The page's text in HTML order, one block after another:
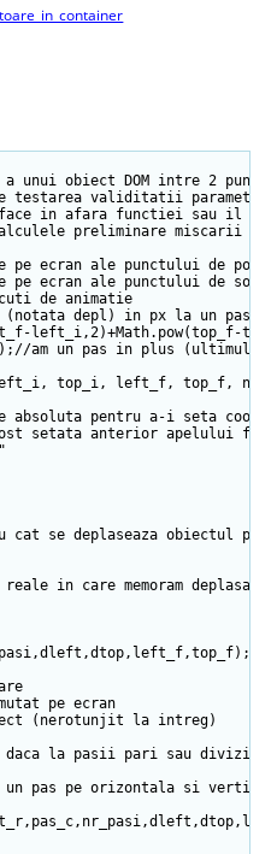
a unui obiect DOM intre 2
testarea validitatii
in afara functiei sau il
preliminare miscarii
ecran ale punctului de
ecran ale punctului de
de animatie
(notata depl) in px la un
left_i,2)+Math.pow(top_f-
am un pas in plus (ultimul)
top_i, left_f, top_f,
pentru a-i seta
setata anterior apelului
cat se deplaseaza obiectul
in care memoram
pe ecran
(nerotunjit la intreg)
daca la pasii pari sau
pas pe orizontala si